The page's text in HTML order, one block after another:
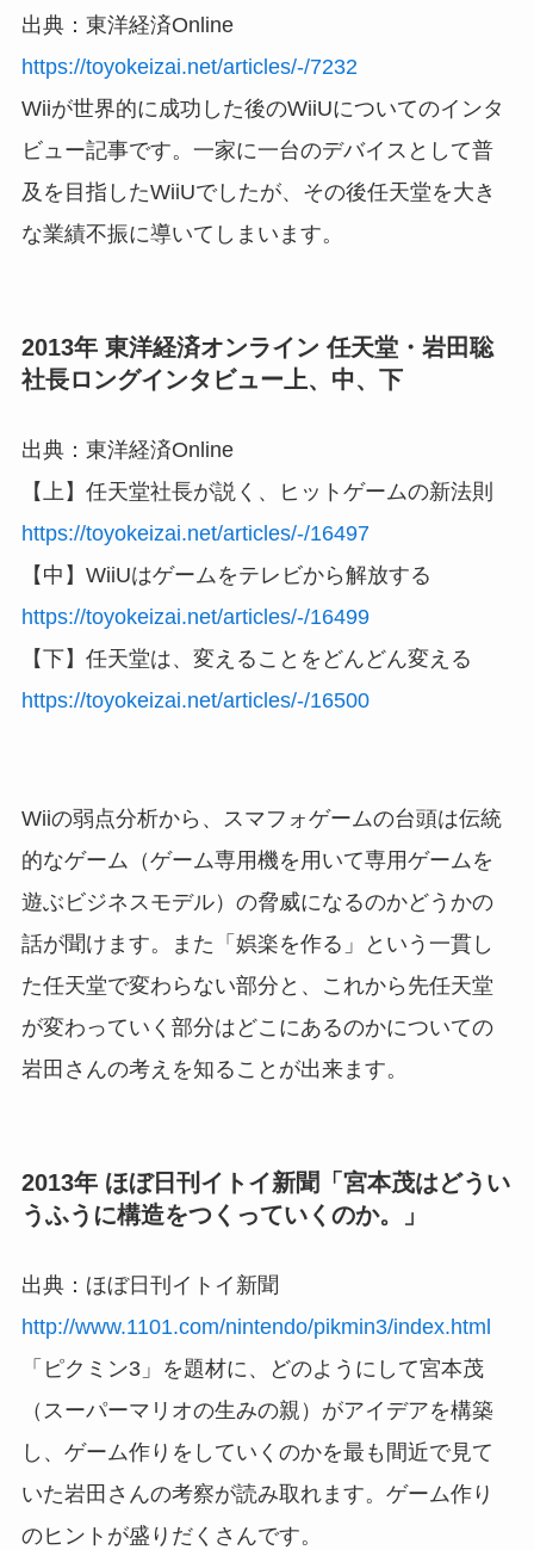
出典：東洋経済Online
https://toyokeizai.net/articles/-/7232
Wiiが世界的に成功した後のWiiUについてのインタ
ビュー記事です。一家に一台のデバイスとして普
及を目指したWiiUでしたが、その後任天堂を大き
な業績不振に導いてしまいます。
2013年 東洋経済オンライン 任天堂・岩田聡
社長ロングインタビュー上、中、下
出典：東洋経済Online
【上】任天堂社長が説く、ヒットゲームの新法則
https://toyokeizai.net/articles/-/16497
【中】WiiUはゲームをテレビから解放する
https://toyokeizai.net/articles/-/16499
【下】任天堂は、変えることをどんどん変える
https://toyokeizai.net/articles/-/16500
Wiiの弱点分析から、スマフォゲームの台頭は伝統
的なゲーム（ゲーム専用機を用いて専用ゲームを
遊ぶビジネスモデル）の脅威になるのかどうかの
話が聞けます。また「娯楽を作る」という一貫し
た任天堂で変わらない部分と、これから先任天堂
が変わっていく部分はどこにあるのかについての
岩田さんの考えを知ることが出来ます。
2013年 ほぼ日刊イトイ新聞「宮本茂はどうい
うふうに構造をつくっていくのか。」
出典：ほぼ日刊イトイ新聞
http://www.1101.com/nintendo/pikmin3/index.html
「ピクミン3」を題材に、どのようにして宮本茂
（スーパーマリオの生みの親）がアイデアを構築
し、ゲーム作りをしていくのかを最も間近で見て
いた岩田さんの考察が読み取れます。ゲーム作り
のヒントが盛りだくさんです。